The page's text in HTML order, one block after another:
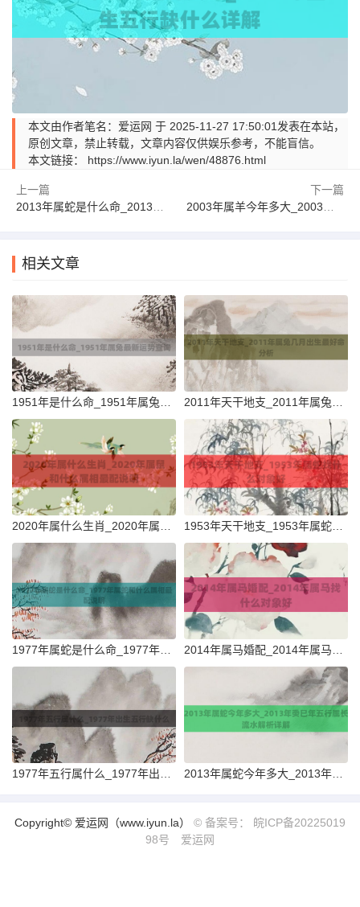
本文由作者笔名：爱运网 于 2025-11-27 17:50:01发表在本站，
原创文章，禁止转载，文章内容仅供娱乐参考，不能盲信。
本文链接： https://www.iyun.la/wen/48876.html
上一篇
2013年属蛇是什么命_2013年癸巳年五行属长流水解析
下一篇
2003年属羊今年多大_2003年属羊最新运势查询大全
相关文章
1951年是什么命_1951年属兔最新运势查询 2011年天干地支_2011年属兔几月出生最好命分析
2020年属什么生肖_2020年属鼠和什么属相最配说明 1953年天干地支_1953年属蛇找什么对象好
1977年属蛇是什么命_1977年属蛇和什么属相最配说明 2014年属马婚配_2014年属马找什么对象好
1977年五行属什么_1977年出生五行缺什么 2013年属蛇今年多大_2013年癸巳年五行属长流水解析详解
Copyright© 爱运网（www.iyun.la） © 备案号： 皖ICP备20225019
98号
爱运网